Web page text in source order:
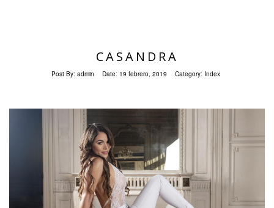
CASANDRA
Post By: admin Date: 19 febrero, 2019 Category: Index